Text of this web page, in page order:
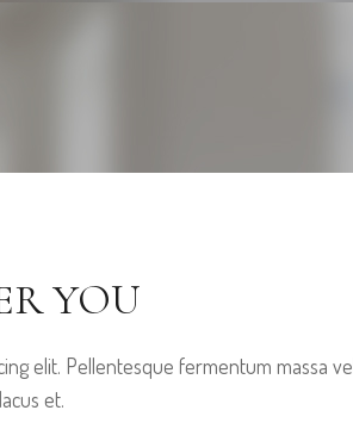
YOU
elit. Pellentesque fermentum massa
et.